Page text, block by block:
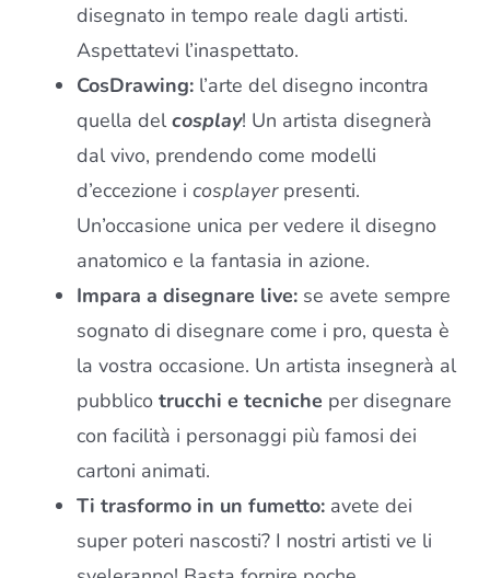
disegnato in tempo reale dagli artisti.
Aspettatevi l’inaspettato.
CosDrawing: l’arte del disegno incontra
quella delcosplay! Un artista disegnerà
dal vivo, prendendo come modelli
d’eccezione i cosplayerpresenti.
Un’occasione unica per vedere il disegno
anatomico e la fantasia in azione.
Impara a disegnare live: se avete sempre
sognato di disegnare come i pro, questa è
la vostra occasione. Un artista insegnerà al
pubblico trucchi e tecniche per disegnare
con facilità i personaggi più famosi dei
cartoni animati.
Ti trasformo in un fumetto: avete dei
super poteri nascosti? I nostri artisti ve li